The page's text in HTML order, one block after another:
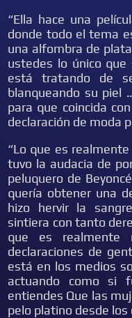
“Ella hace una
donde todo el tema
una alfombra de
ustedes lo único
está tratando de
blanqueando su piel
para que coincida
declaración de moda
“Lo que es
tuvo la audacia de
peluquero de
quería obtener una
hizo hervir la
sintiera con tanto
que es realmente
declaraciones de
está en los medios
actuando como si
entiendes Que las
pelo platino desde los